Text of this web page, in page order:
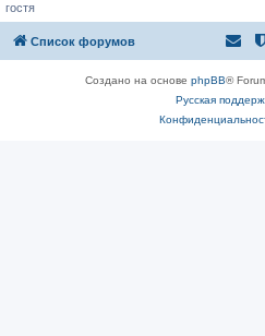
гостя
Список форумов
Создано на основе phpBB®
Русская